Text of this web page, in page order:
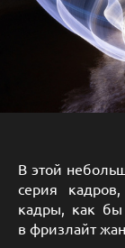
В этой
серия
кадры, как бы
в фризлайт